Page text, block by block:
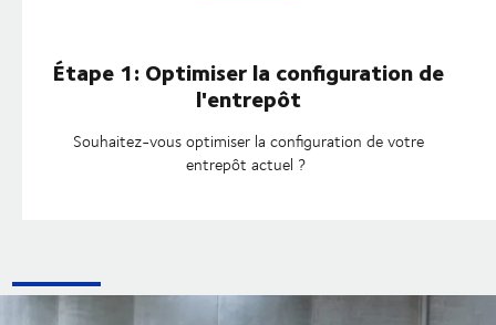
Étape 1: Optimiser la configuration de
l'entrepôt
Souhaitez-vous optimiser la configuration de votre
entrepôt actuel ?